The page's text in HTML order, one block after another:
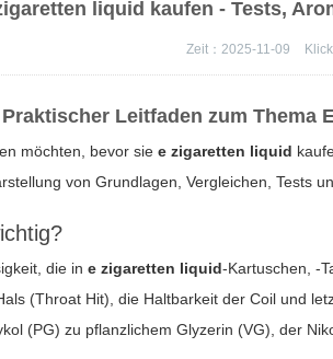
liquid kaufen - Tests,
Zeit：2025-11-09
Praktischer Leitfaden zum Thema
möchten, bevor siee zigaretten liquid
von Grundlagen, Vergleichen, Tests
die ine zigaretten liquid-Kartuschen, -
(Throat Hit), die Haltbarkeit der Coil und
(PG) zu pflanzlichem Glyzerin (VG), der